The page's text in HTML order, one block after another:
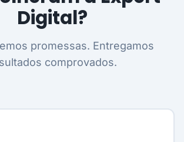
Digital?
promessas. Entregamos
comprovados.